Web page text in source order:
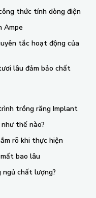
thức tính dòng điện
Ampe
tắc hoạt động của
lâu đảm bảo chất
trồng răng Implant
thế nào?
rõ khi thực hiện
bao lâu
ngủ chất lượng?